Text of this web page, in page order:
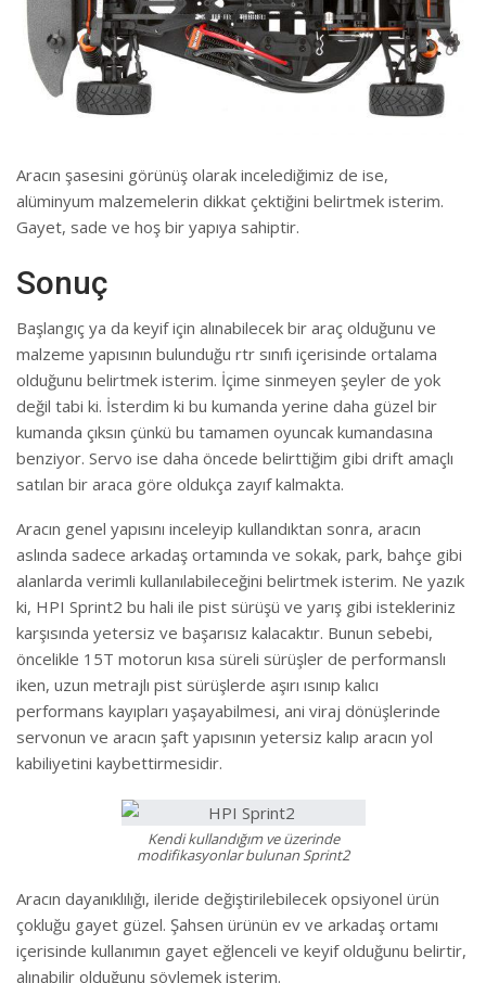
Aracın şasesini görünüş olarak incelediğimiz de ise,
alüminyum malzemelerin dikkat çektiğini belirtmek isterim.
Gayet, sade ve hoş bir yapıya sahiptir.
Sonuç
Başlangıç ya da keyif için alınabilecek bir araç olduğunu ve
malzeme yapısının bulunduğu rtr sınıfı içerisinde ortalama
olduğunu belirtmek isterim. İçime sinmeyen şeyler de yok
değil tabi ki. İsterdim ki bu kumanda yerine daha güzel bir
kumanda çıksın çünkü bu tamamen oyuncak kumandasına
benziyor. Servo ise daha öncede belirttiğim gibi drift amaçlı
satılan bir araca göre oldukça zayıf kalmakta.
Aracın genel yapısını inceleyip kullandıktan sonra, aracın
aslında sadece arkadaş ortamında ve sokak, park, bahçe gibi
alanlarda verimli kullanılabileceğini belirtmek isterim. Ne yazık
ki, HPI Sprint2 bu hali ile pist sürüşü ve yarış gibi istekleriniz
karşısında yetersiz ve başarısız kalacaktır. Bunun sebebi,
öncelikle 15T motorun kısa süreli sürüşler de performanslı
iken, uzun metrajlı pist sürüşlerde aşırı ısınıp kalıcı
performans kayıpları yaşayabilmesi, ani viraj dönüşlerinde
servonun ve aracın şaft yapısının yetersiz kalıp aracın yol
kabiliyetini kaybettirmesidir.
Kendi kullandığım ve üzerinde
modifikasyonlar bulunan Sprint2
Aracın dayanıklılığı, ileride değiştirilebilecek opsiyonel ürün
çokluğu gayet güzel. Şahsen ürünün ev ve arkadaş ortamı
içerisinde kullanımın gayet eğlenceli ve keyif olduğunu belirtir,
alınabilir olduğunu söylemek isterim.